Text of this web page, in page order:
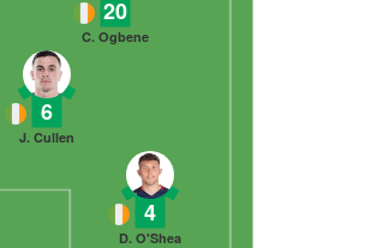
4
D. O'Shea
6
J. Cullen
20
C. Ogbene